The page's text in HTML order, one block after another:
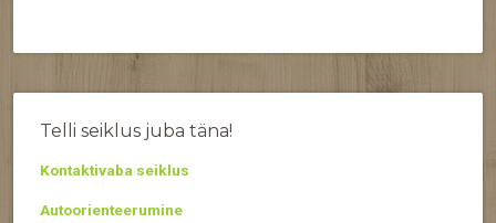
Telli seiklus juba täna!
Kontaktivaba seiklus
Autoorienteerumine